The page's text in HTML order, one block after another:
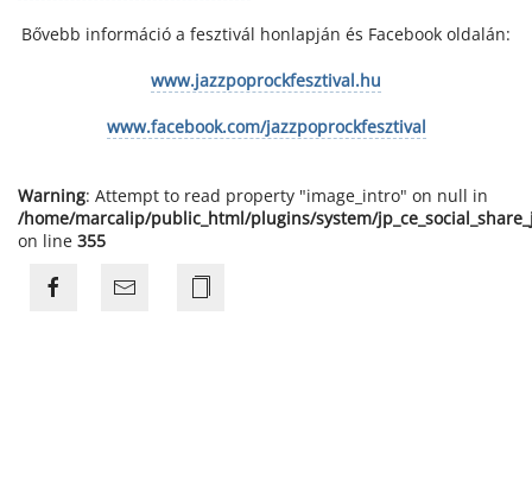
Bővebb információ a fesztivál honlapján és Facebook oldalán:
www.jazzpoprockfesztival.hu
www.facebook.com/jazzpoprockfesztival
Warning: Attempt to read property "image_intro" on null in
/home/marcalip/public_html/plugins/system/
on line 355